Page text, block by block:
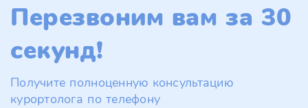
Перезвоним вам за 30
секунд!
Получите полноценную консультацию
курортолога по телефону